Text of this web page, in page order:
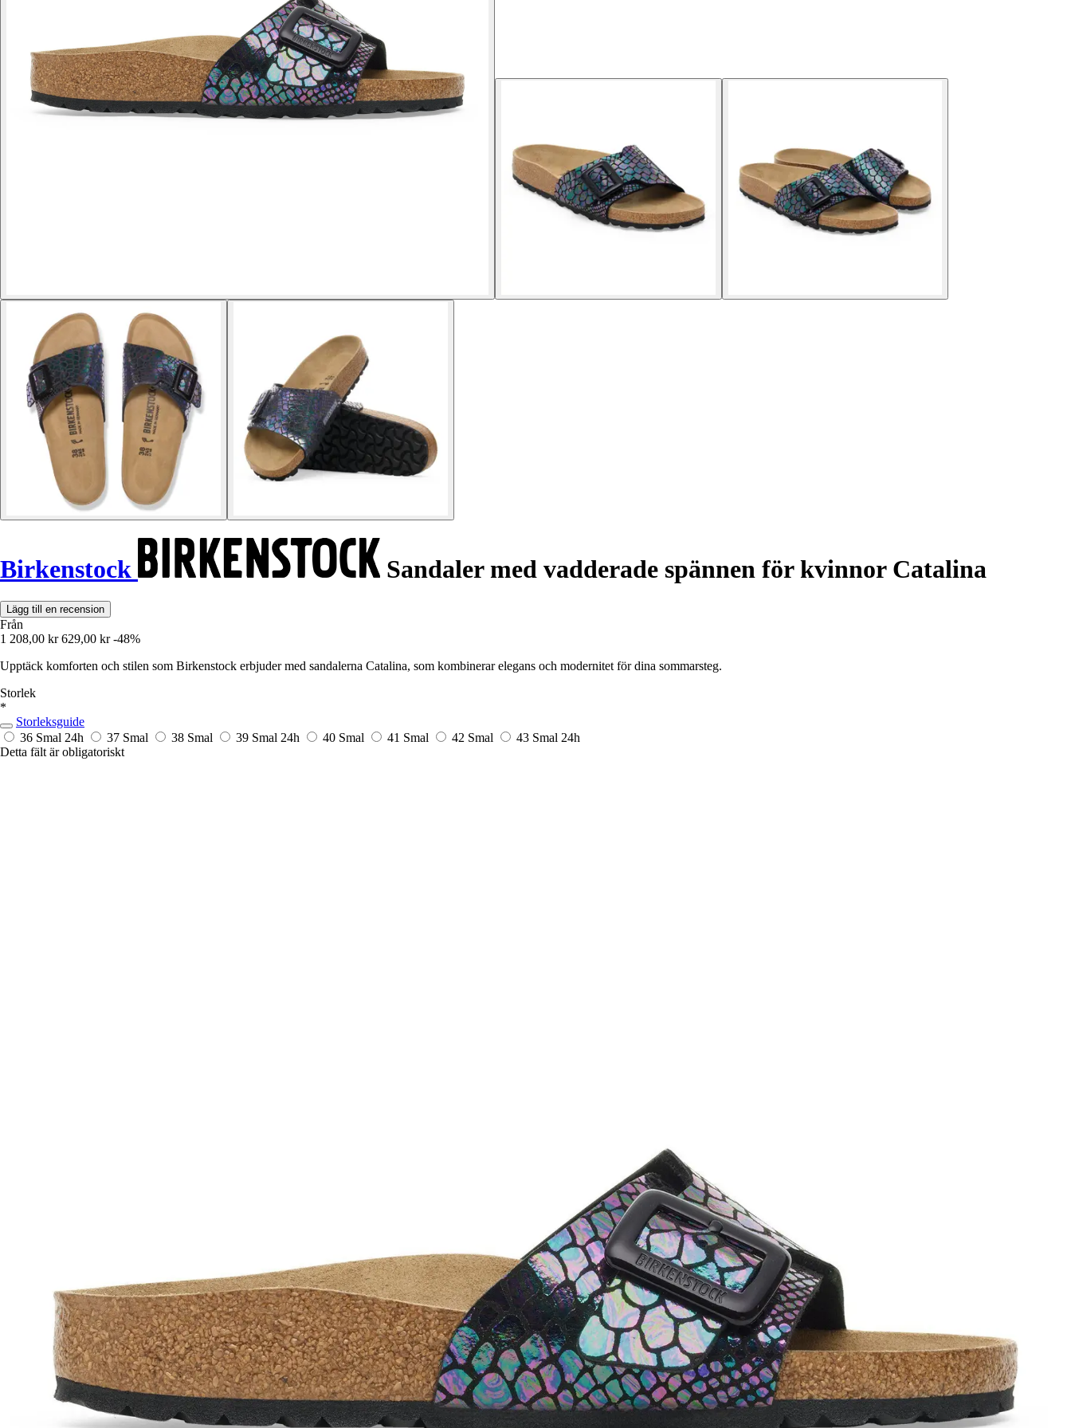
Birkenstock Sandaler med vadderade spännen för kvinnor Catalina
Lägg till en recension
Från
1 208,00 kr 629,00 kr -48%
Upptäck komforten och stilen som Birkenstock erbjuder med sandalerna Catalina, som kombinerar elegans och modernitet för dina sommarsteg.
Storlek
*
Storleksguide
36 Smal 24h 37 Smal 38 Smal 39 Smal 24h 40 Smal 41 Smal 42 Smal 43 Smal 24h
Detta fält är obligatoriskt